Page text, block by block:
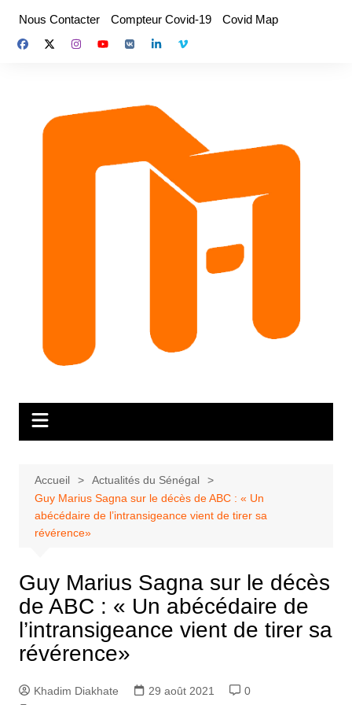
contenu
Nous Contacter Compteur Covid-19 Covid Map
Accueil
Actualités du Sénégal
Guy Marius Sagna sur le décès de ABC : « Un
abécédaire de l’intransigeance vient de tirer sa
révérence»
Guy Marius Sagna sur le décès
de ABC : « Un abécédaire de
l’intransigeance vient de tirer sa
révérence»
Khadim Diakhate 29 août 2021
0